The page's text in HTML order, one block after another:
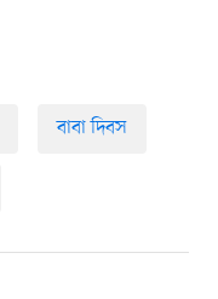
বাবা দিবস